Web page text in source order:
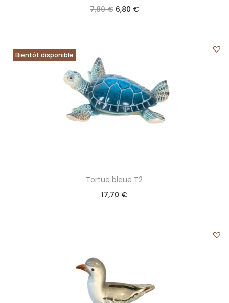
7,80€ 6,80 €
Bientôt disponible
Tortue bleue T2
17,70 €